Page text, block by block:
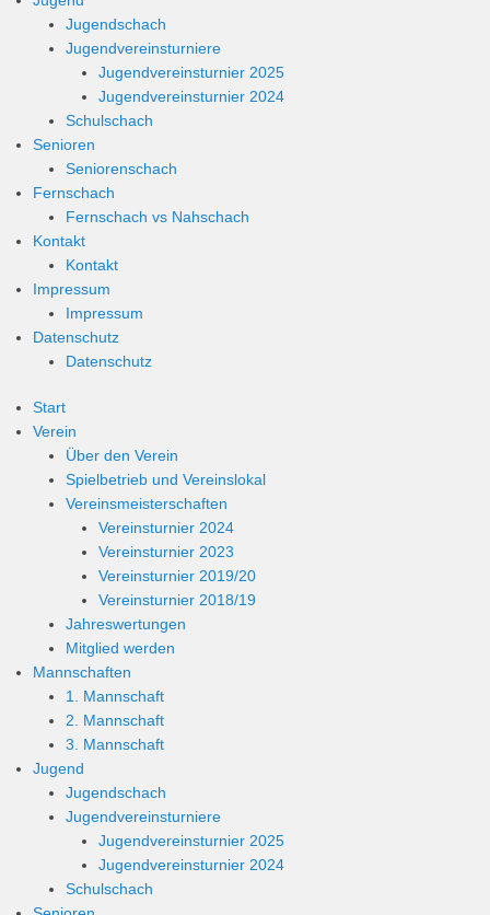
Jugendschach
Jugendvereinsturniere
Jugendvereinsturnier 2025
Jugendvereinsturnier 2024
Schulschach
Senioren
Seniorenschach
Fernschach
Fernschach vs Nahschach
Kontakt
Kontakt
Impressum
Impressum
Datenschutz
Datenschutz
Start
Verein
Über den Verein
Spielbetrieb und Vereinslokal
Vereinsmeisterschaften
Vereinsturnier 2024
Vereinsturnier 2023
Vereinsturnier 2019/20
Vereinsturnier 2018/19
Jahreswertungen
Mitglied werden
Mannschaften
1. Mannschaft
2. Mannschaft
3. Mannschaft
Jugend
Jugendschach
Jugendvereinsturniere
Jugendvereinsturnier 2025
Jugendvereinsturnier 2024
Schulschach